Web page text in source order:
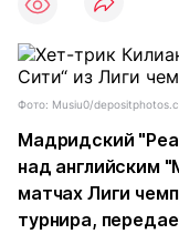
Фото: Musiu0/
Мадридский
над английским
матчах Лиги
турнира,